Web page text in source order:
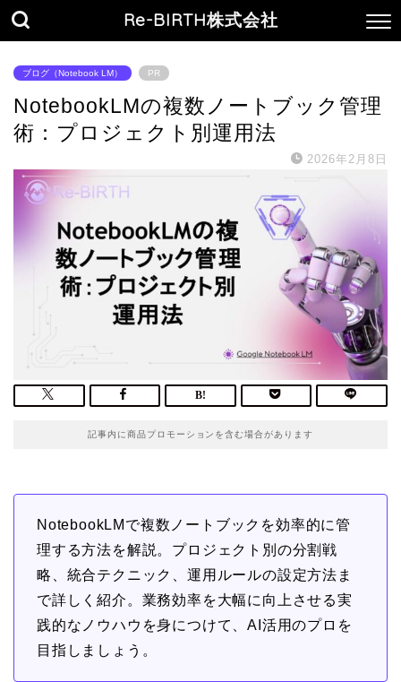
Re-BIRTH株式会社
ブログ（Notebook LM） PR
NotebookLMの複数ノートブック管理
術：プロジェクト別運用法
2026年2月8日
記事内に商品プロモーションを含む場合があります
NotebookLMで複数ノートブックを効率的に管
理する方法を解説。プロジェクト別の分割戦
略、統合テクニック、運用ルールの設定方法ま
で詳しく紹介。業務効率を大幅に向上させる実
践的なノウハウを身につけて、AI活用のプロを
目指しましょう。